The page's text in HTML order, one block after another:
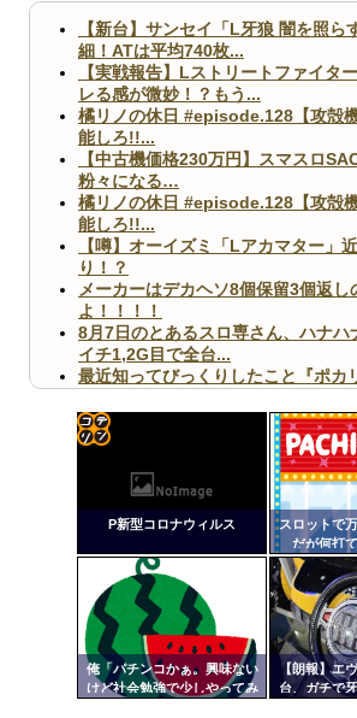
【新台】サンセイ「L牙狼 闇を照ら
細！ATは平均740枚...
【実戦報告】Lストリートファイタ
レる感が微妙！？もう...
橘リノの休日 #episode.128【攻殻
能しろ!!...
【中古機価格230万円】スマスロ
粉々になる…
橘リノの休日 #episode.128【攻殻
能しろ!!...
【噂】オーイズミ「Lアカマター」
り！？
メーカーはデカヘソ8個保留3個返し
よ！！！！
8月7日のとあるスロ専さん、ハナハ
イチ1,2G目で全台...
最近知ってびっくりしたこと『ポカ
【ヤバ杉】日本の無車検車「実は俺
ますｗ」←これどうす...
【閲覧注意】俺が近くにいると機械
【画像】ペプシコーラ社、「こうい
な新商品を発売
Powered by livedoor 相互RSS
P新型コロナウィルス
スロットで
だが何打
俺「パチンコかぁ。興味ない
けど社会勉強で少しやってみ
【朗報】エ
台、ガチで
ンク
自動
更新
ツー